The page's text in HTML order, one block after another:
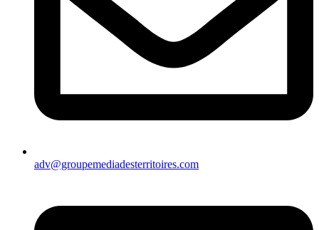
adv@groupemediadesterritoires.com